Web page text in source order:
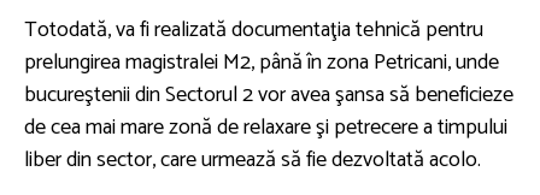
Totodată, va fi realizată documentaţia tehnică pentru
prelungirea magistralei M2, până în zona Petricani, unde
bucureştenii din Sectorul 2 vor avea şansa să beneficieze
de cea mai mare zonă de relaxare şi petrecere a timpului
liber din sector, care urmează să fie dezvoltată acolo.